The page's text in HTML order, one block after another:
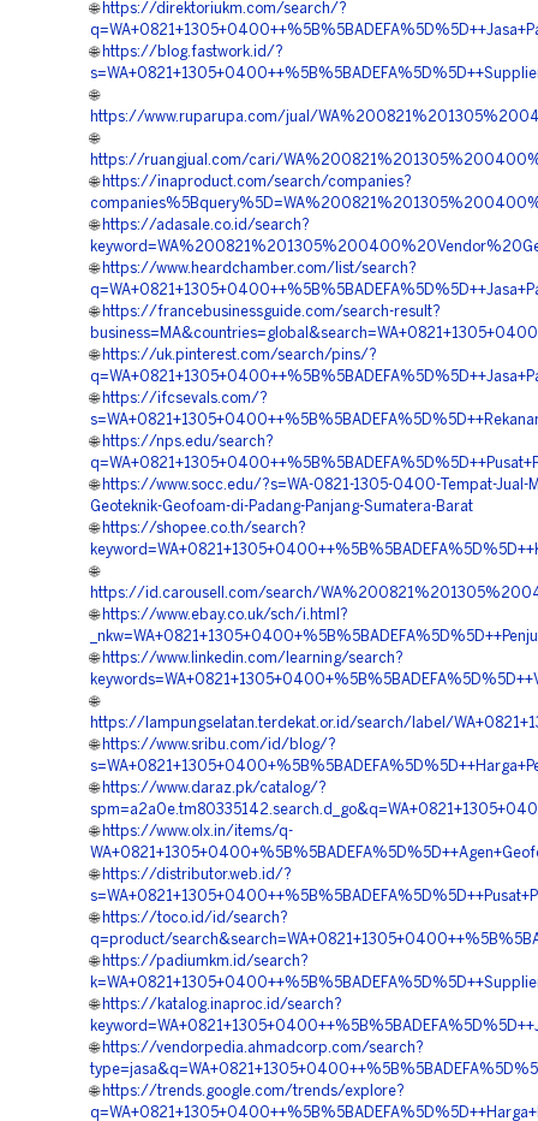
🌐 https://direktoriukm.com/search/?
🌐 https://blog.fastwork.id/?
🌐
https://www.ruparupa.com/jual/
🌐
https://ruangjual.com/cari/
🌐 https://inaproduct.com/search/companies?
🌐 https://adasale.co.id/search?
🌐 https://www.heardchamber.com/list/search?
🌐 https://francebusinessguide.com/search-result?
🌐 https://uk.pinterest.com/search/pins/?
🌐 https://ifcsevals.com/?
🌐 https://nps.edu/search?
🌐 https://www.socc.edu/?s=WA-0821-1305-0400-Tempat-Jual-
Geoteknik-Geofoam-di-Padang-Panjang-Sumatera-Barat
🌐 https://shopee.co.th/search?
🌐
https://id.carousell.com/search/
🌐 https://www.ebay.co.uk/sch/i.html?
🌐 https://www.linkedin.com/learning/search?
🌐
https://lampungselatan.terdekat.or.id/search/label/
🌐 https://www.sribu.com/id/blog/?
🌐 https://www.daraz.pk/catalog/?
🌐 https://www.olx.in/items/q-
🌐 https://distributor.web.id/?
🌐 https://toco.id/id/search?
q=product/
🌐 https://padiumkm.id/search?
🌐 https://katalog.inaproc.id/search?
🌐 https://vendorpedia.ahmadcorp.com/search?
🌐 https://trends.google.com/trends/explore?